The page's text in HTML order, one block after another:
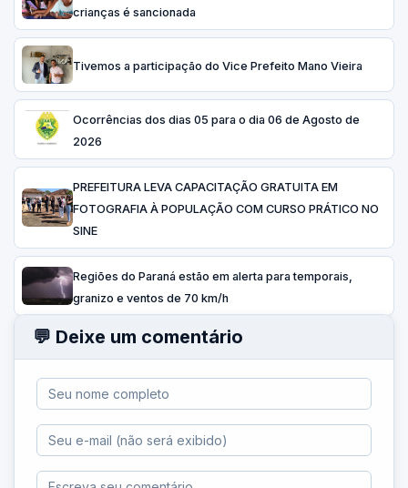
crianças é sancionada
Tivemos a participação do Vice Prefeito Mano Vieira
Ocorrências dos dias 05 para o dia 06 de Agosto de
2026
PREFEITURA LEVA CAPACITAÇÃO GRATUITA EM
FOTOGRAFIA À POPULAÇÃO COM CURSO PRÁTICO NO
SINE
Regiões do Paraná estão em alerta para temporais,
granizo e ventos de 70 km/h
💬 Deixe um comentário